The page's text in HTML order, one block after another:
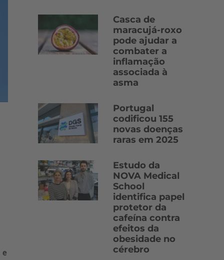
e
Casca de
maracujá-roxo
pode ajudar a
combater a
inflamação
associada à
asma
Portugal
codificou 155
novas doenças
raras em 2025
Estudo da
NOVA Medical
School
identifica papel
protetor da
cafeína contra
efeitos da
obesidade no
cérebro